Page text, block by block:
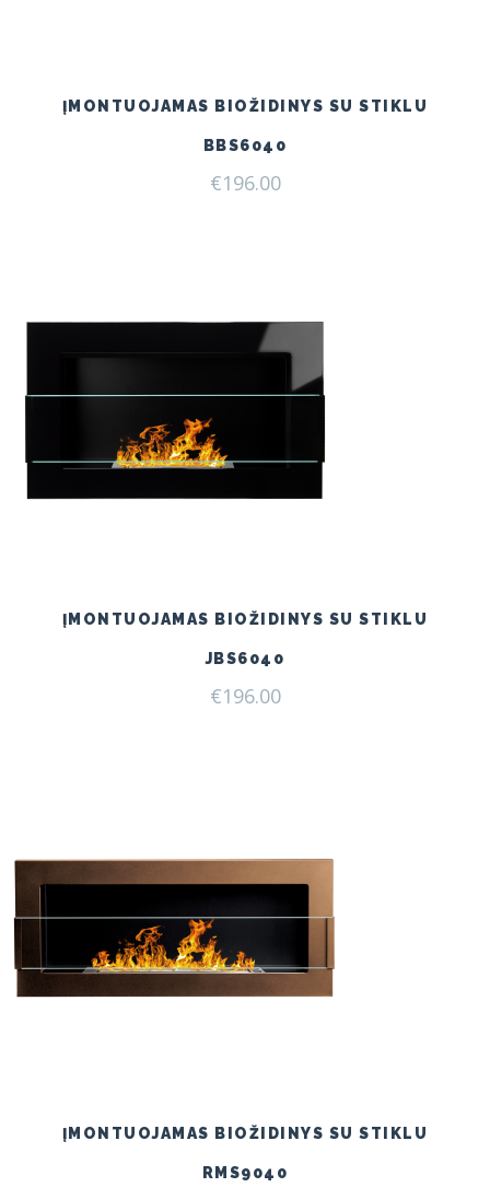
ĮMONTUOJAMAS BIOŽIDINYS SU STIKLU
BBS6040
€196.00
ĮMONTUOJAMAS BIOŽIDINYS SU STIKLU
JBS6040
€196.00
ĮMONTUOJAMAS BIOŽIDINYS SU STIKLU
RMS9040